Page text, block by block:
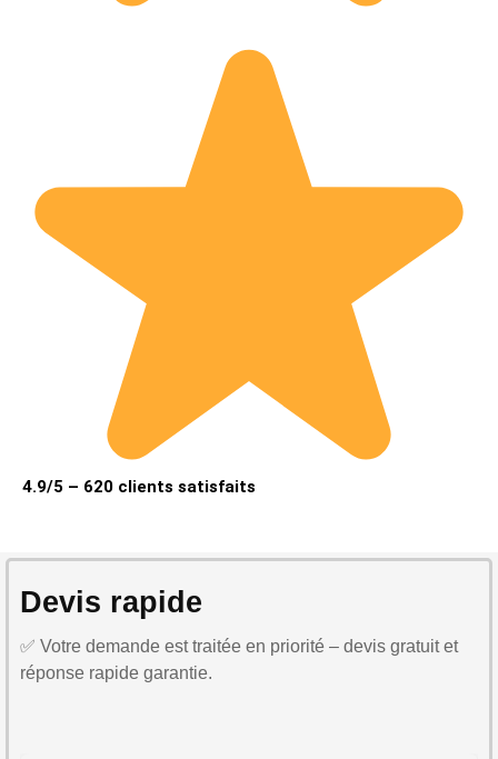
4.9/5 – 620 clients satisfaits
Devis rapide
✅ Votre demande est traitée en priorité – devis gratuit et
réponse rapide garantie.